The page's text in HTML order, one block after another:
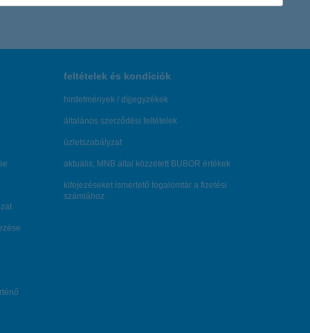
feltételek és kondíciók
hirdetmények / díjjegyzékek
általános szerződési feltételek
üzletszabályzat
aktuális, MNB által közzétett BUBOR értékek
kifejezéseket ismertető fogalomtár a fizetési
számlához